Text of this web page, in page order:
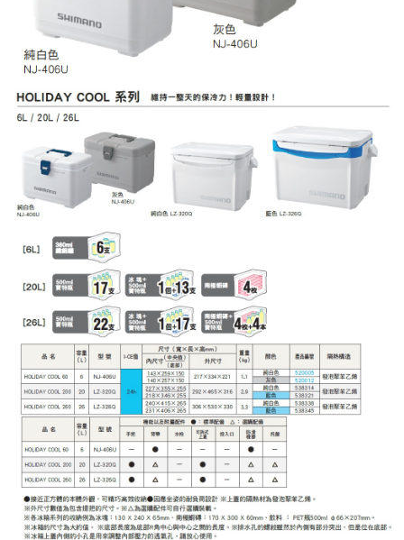
付款後7-11取貨
每筆NT$60，滿NT$1,900(含以上)免運費
宅配
每筆NT$130